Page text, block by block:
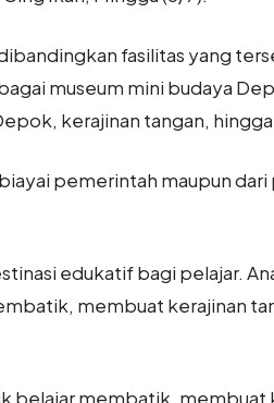
fasilitas yang
museum mini budaya
kerajinan tangan,
pemerintah maupun
edukatif bagi pelajar.
membuat kerajinan
belajar membatik,